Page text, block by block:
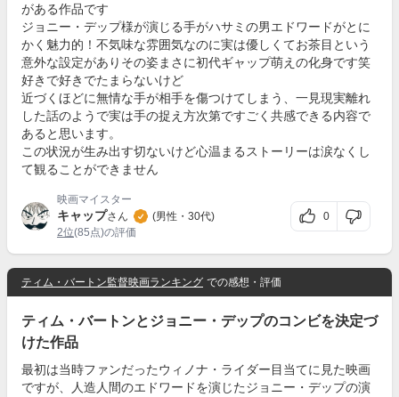
がある作品です
ジョニー・デップ様が演じる手がハサミの男エドワードがとに
かく魅力的！不気味な雰囲気なのに実は優しくてお茶目という
意外な設定がありその姿まさに初代ギャップ萌えの化身です笑
好きで好きでたまらないけど
近づくほどに無情な手が相手を傷つけてしまう、一見現実離れ
した話のようで実は手の捉え方次第ですごく共感できる内容で
あると思います。
この状況が生み出す切ないけど心温まるストーリーは涙なくし
て観ることができません
映画マイスター
キャップさん
(男性・30代)
2位(85点)の評価
0
ティム・バートン監督映画ランキング での感想・評価
ティム・バートンとジョニー・デップのコンビを決定づ
けた作品
最初は当時ファンだったウィノナ・ライダー目当てに見た映画
ですが、人造人間のエドワードを演じたジョニー・デップの演